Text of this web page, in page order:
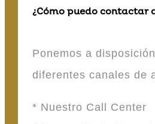
¿Cómo puedo contactar
Ponemos a
diferentes canales de
* Nuestro Call Center